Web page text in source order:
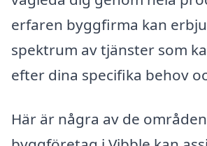
erfaren byggfirma kan
spektrum av tjänster som
efter dina specifika behov
Här är några av de